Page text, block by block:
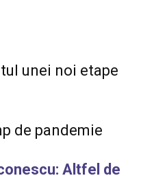
unei noi etape
de pandemie
Altfel de